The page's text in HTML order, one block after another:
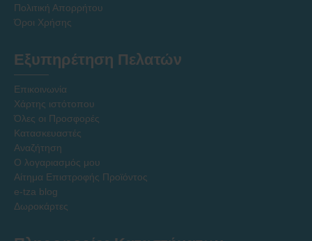
Πολιτική Απορρήτου
Όροι Χρήσης
Εξυπηρέτηση Πελατών
Επικοινωνία
Χάρτης ιστότοπου
Όλες οι Προσφορές
Κατασκευαστές
Αναζήτηση
Ο λογαριασμός μου
Αίτημα Επιστροφής Προϊόντος
e-tza blog
Δωροκάρτες